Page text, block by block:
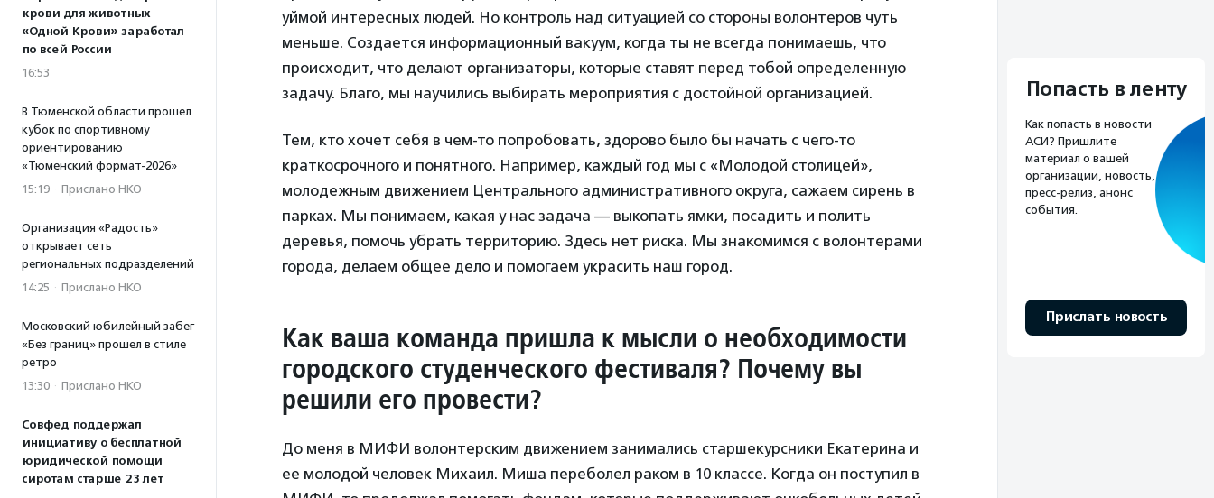
крови для животных
«Одной Крови» заработал
по всей России
16:53
В Тюменской области прошел
кубок по спортивному
ориентированию
«Тюменский формат-2026»
15:19 · Прислано НКО
Организация «Радость»
открывает сеть
региональных подразделений
14:25 · Прислано НКО
Московский юбилейный забег
«Без границ» прошел в стиле
ретро
13:30 · Прислано НКО
Совфед поддержал
инициативу о бесплатной
юридической помощи
сиротам старше 23 лет
уймой интересных людей. Но контроль над ситуацией со стороны волонтеров чуть
меньше. Создается информационный вакуум, когда ты не всегда понимаешь, что
происходит, что делают организаторы, которые ставят перед тобой определенную
задачу. Благо, мы научились выбирать мероприятия с достойной организацией.
Тем, кто хочет себя в чем-то попробовать, здорово было бы начать с чего-то
краткосрочного и понятного. Например, каждый год мы с «Молодой столицей»,
молодежным движением Центрального административного округа, сажаем сирень в
парках. Мы понимаем, какая у нас задача — выкопать ямки, посадить и полить
деревья, помочь убрать территорию. Здесь нет риска. Мы знакомимся с волонтерами
города, делаем общее дело и помогаем украсить наш город.
Как ваша команда пришла к мысли о необходимости
городского студенческого фестиваля? Почему вы
решили его провести?
До меня в МИФИ волонтерским движением занимались старшекурсники Екатерина и
ее молодой человек Михаил. Миша переболел раком в 10 классе. Когда он поступил в
Попасть в ленту
Как попасть в новости
АСИ? Пришлите
материал о вашей
организации, новость,
пресс-релиз, анонс
события.
Прислать новость